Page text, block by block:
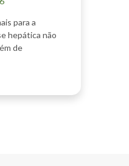
para a
hepática não
de